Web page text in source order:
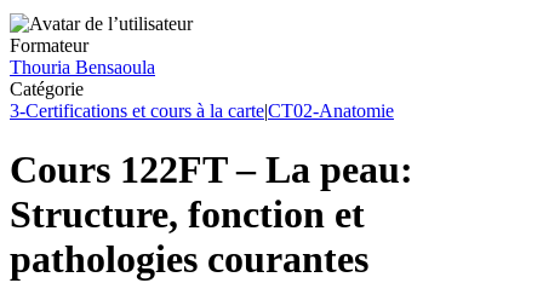
Formateur
Thouria Bensaoula
Catégorie
3-Certifications et cours à la carte|CT02-Anatomie
Cours 122FT – La peau:
Structure, fonction et
pathologies courantes